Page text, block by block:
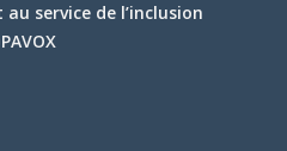
service de l’inclusion